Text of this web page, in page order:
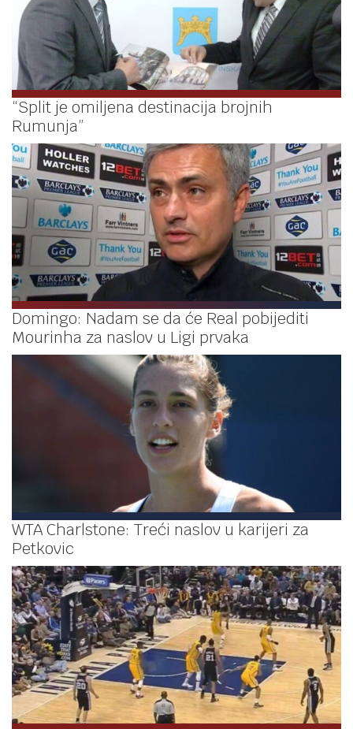
“Split je omiljena destinacija brojnih
Rumunja”
Domingo: Nadam se da će Real pobijediti
Mourinha za naslov u Ligi prvaka
WTA Charlstone: Treći naslov u karijeri za
Petkovic